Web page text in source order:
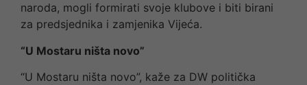
naroda, mogli formirati svoje klubove i biti birani
za predsjednika i zamjenika Vijeća.
“U Mostaru ništa novo”
“U Mostaru ništa novo”, kaže za DW politička